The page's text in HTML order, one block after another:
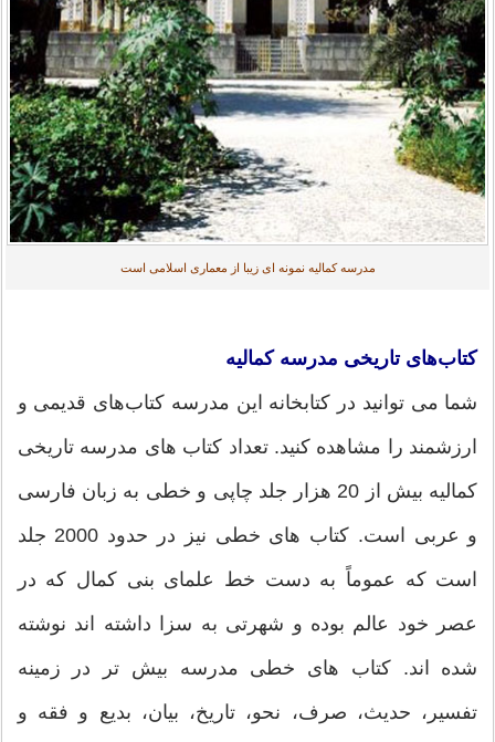
مدرسه کمالیه نمونه اى زيبا از معمارى اسلامى است
کتاب‌های تاریخی مدرسه کمالیه
شما می توانید در کتابخانه این مدرسه کتاب‌های قدیمی و
ارزشمند را مشاهده کنید. تعداد کتاب هاى مدرسه تاريخى
کماليه بيش از 20 هزار جلد چاپى و خطى به زبان فارسى
و عربى است. کتاب هاى خطى نيز در حدود 2000 جلد
است که عموماً به دست خط علماى بنى کمال که در
عصر خود عالم بوده و شهرتى به سزا داشته اند نوشته
شده اند. کتاب هاى خطى مدرسه بيش تر در زمينه
تفسير، حديث، صرف، نحو، تاريخ، بيان، بديع و فقه و